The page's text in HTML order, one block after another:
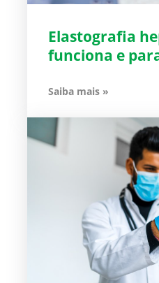
Elastografia
funciona e
Saiba mais »